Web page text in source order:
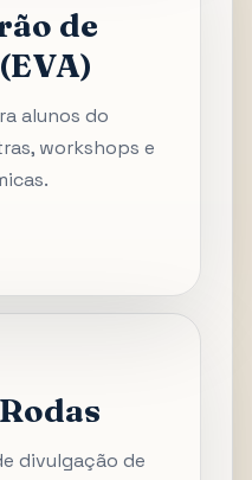
de
alunos do
workshops e
divulgação de